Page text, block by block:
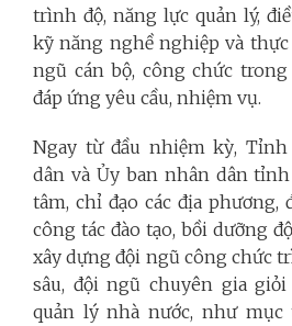
trình độ, năng lực quản lý,
kỹ năng nghề nghiệp và
ngũ cán bộ, công chức
đáp ứng yêu cầu, nhiệm vụ.
Ngay từ đầu nhiệm kỳ, Tỉnh
dân và Ủy ban nhân dân
tâm, chỉ đạo các địa
công tác đào tạo, bồi dưỡng
xây dựng đội ngũ công chức
sâu, đội ngũ chuyên gia
quản lý nhà nước, như mục